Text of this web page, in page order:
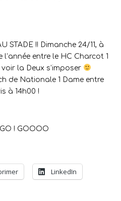
STADE !! Dimanche 24/11, à
l’année entre le HC Charcot 1
la Deux s’imposer
de Nationale 1 Dame entre
à 14h00 !
! GOOOO
LinkedIn